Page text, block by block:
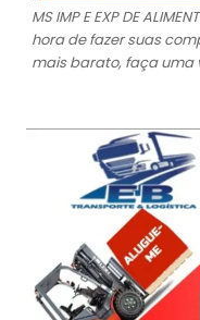
MS IMP E EXP DE
hora de fazer suas
mais barato, faça uma